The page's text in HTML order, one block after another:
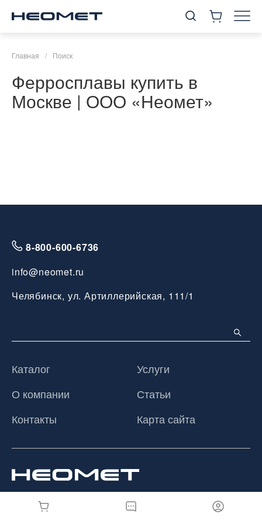
Главная / Поиск
Ферросплавы купить в
Москве | ООО «Неомет»
8-800-600-6736
info@neomet.ru
Челябинск, ул. Артиллерийская, 111/1
Каталог
Услуги
О компании
Статьи
Контакты
Карта сайта
© 2026 ООО «Неомет», Все права защищены